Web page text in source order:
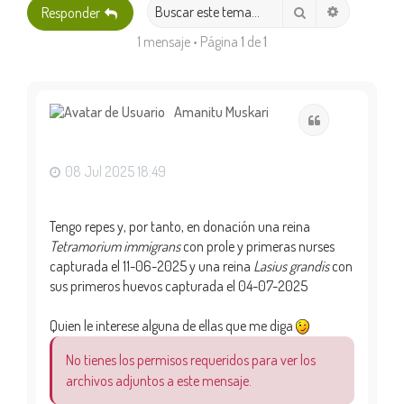
Responder Buscar
1 mensaje • Página 1 de1
Amanitu Muskari
08 Jul 2025 18:49
Tengo repes y, por tanto, en donación una reina
Tetramorium immigranscon prole y primeras nurses
capturada el 11-06-2025 y una reina Lasius grandiscon
sus primeros huevos capturada el 04-07-2025
Quien le interese alguna de ellas que me diga
No tienes los permisos requeridos para ver los
archivos adjuntos a este mensaje.